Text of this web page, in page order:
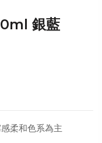
銀藍
柔和色系為主